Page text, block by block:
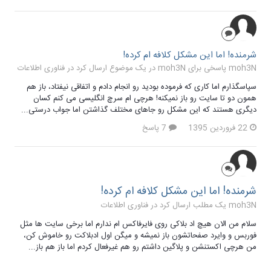
شرمنده! اما این مشکل کلافه ام کرده!
moh3N پاسخی برای moh3N در یک موضوع ارسال کرد در
فناوری اطلاعات
سپاسگذارم اما کاری که فرموده بودید رو انجام دادم و اتفاقی نیفتاد، باز هم
همون دو تا سایت رو باز نمیکنه! هرچی ام سرچ انگلیسی می کنم کسان
دیگری هستند که این مشکل رو جاهای مختلف گذاشتن اما جواب درستی...
22 فروردین 1395
شرمنده! اما این مشکل کلافه ام کرده!
moh3N یک مطلب ارسال کرد در
فناوری اطلاعات
سلام من الان هیچ اد بلاکی روی فایرفاکس ام ندارم اما برخی سایت ها مثل
فوربس و وایرد صفحاتشون باز نمیشه و میگن اول ادبلاکت رو خاموش کن،
من هرچی اکستنشن و پلاگین داشتم رو هم غیرفعال کردم اما باز هم باز...